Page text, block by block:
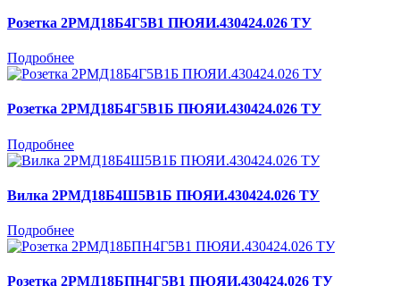
Розетка 2РМД18Б4Г5В1 ПЮЯИ.430424.026 ТУ
Подробнее
Розетка 2РМД18Б4Г5В1Б ПЮЯИ.430424.026 ТУ
Подробнее
Вилка 2РМД18Б4Ш5В1Б ПЮЯИ.430424.026 ТУ
Подробнее
Розетка 2РМД18БПН4Г5В1 ПЮЯИ.430424.026 ТУ